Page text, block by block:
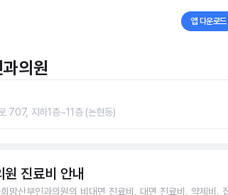
앱 다운로드
의원
707, 지하1층~11층 (논현동)
원 진료비 안내
망산부인과의원의 비대면 진료비, 대면 진료비, 약제비,